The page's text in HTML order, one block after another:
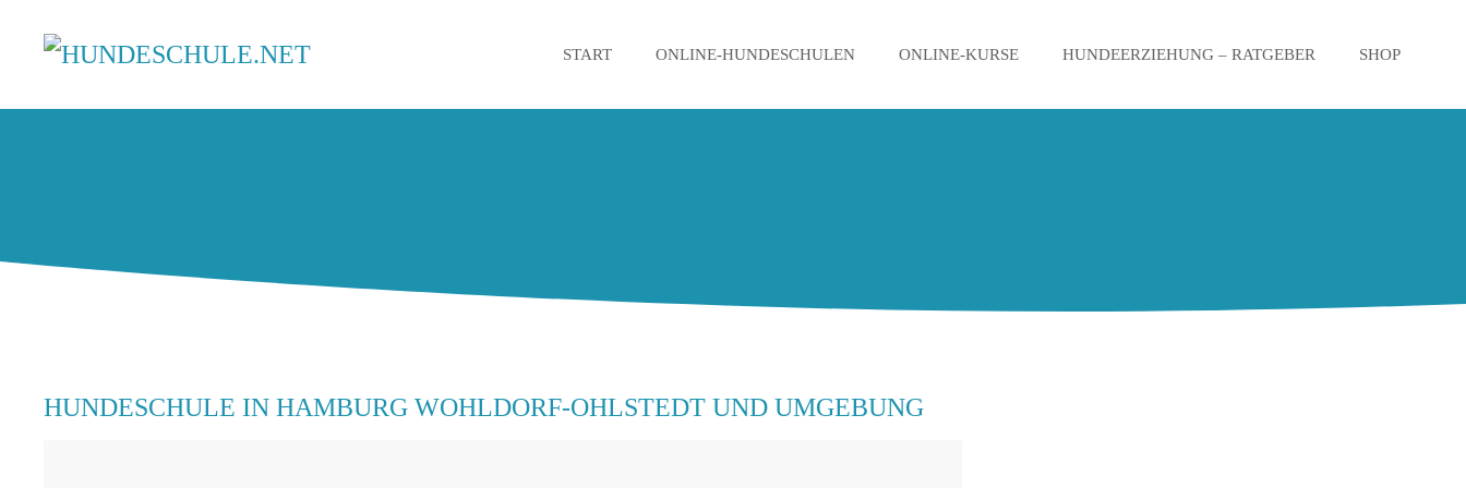
START ONLINE-HUNDESCHULEN ONLINE-KURSE HUNDEERZIEHUNG – RATGEBER SHOP
HUNDESCHULE IN HAMBURG WOHLDORF-OHLSTEDT UND UMGEBUNG